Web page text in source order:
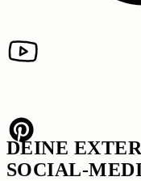
DEINE
SOCIAL-